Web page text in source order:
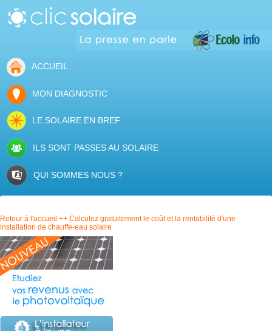
ACCUEIL
MON DIAGNOSTIC
LE SOLAIRE EN BREF
ILS SONT PASSES AU SOLAIRE
QUI SOMMES NOUS ?
Retour à l'accueil ++ Calculez gratuitement le coût et la rentabilité d'une
installation de chauffe-eau solaire